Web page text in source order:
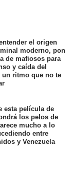
el origen
moderno, pon
de mafiosos para
y caída del
un ritmo que no te
esta película de
los pelos de
mucho a lo
entre
y Venezuela